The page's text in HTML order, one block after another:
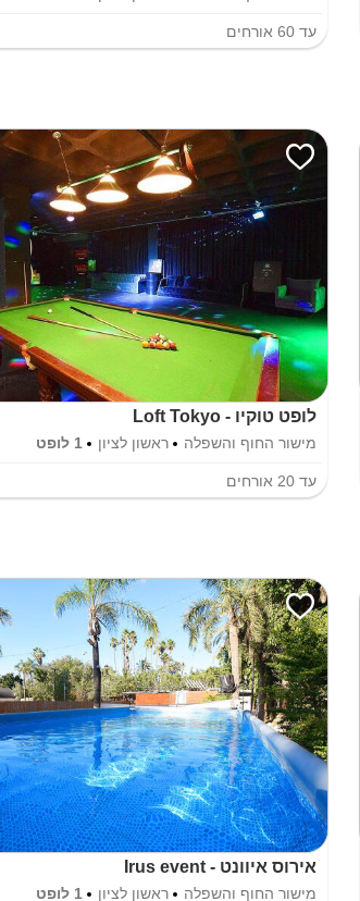
עד 60אורחים
לופט טוקיו - Loft Tokyo
מישור החוף והשפלה ראשון לציון 1 לופט
עד 20אורחים
אירוס איוונט - Irus event
מישור החוף והשפלה ראשון לציון 1 לופט